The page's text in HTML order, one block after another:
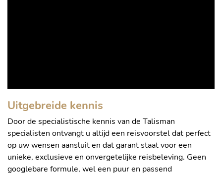
Uitgebreide kennis
Door de specialistische kennis van de Talisman
specialisten ontvangt u altijd een reisvoorstel dat perfect
op uw wensen aansluit en dat garant staat voor een
unieke, exclusieve en onvergetelijke reisbeleving. Geen
googlebare formule, wel een puur en passend